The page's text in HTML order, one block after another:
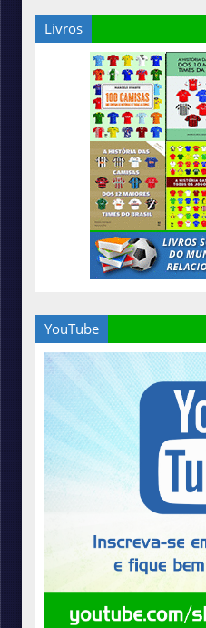
Livros
YouTube